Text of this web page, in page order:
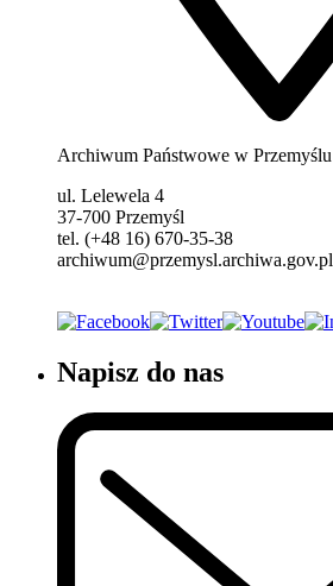
Archiwum Państwowe w Przemyślu
ul. Lelewela 4
37-700 Przemyśl
tel. (+48 16) 670-35-38
archiwum@przemysl.archiwa.gov.pl
Napisz do nas